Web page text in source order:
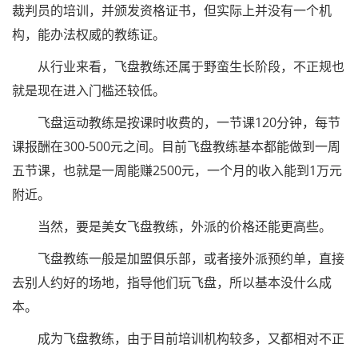
裁判员的培训，并颁发资格证书，但实际上并没有一个机
构，能办法权威的教练证。
从行业来看，飞盘教练还属于野蛮生长阶段，不正规也
就是现在进入门槛还较低。
飞盘运动教练是按课时收费的，一节课120分钟，每节
课报酬在300-500元之间。目前飞盘教练基本都能做到一周
五节课，也就是一周能赚2500元，一个月的收入能到1万元
附近。
当然，要是美女飞盘教练，外派的价格还能更高些。
飞盘教练一般是加盟俱乐部，或者接外派预约单，直接
去别人约好的场地，指导他们玩飞盘，所以基本没什么成
本。
成为飞盘教练，由于目前培训机构较多，又都相对不正